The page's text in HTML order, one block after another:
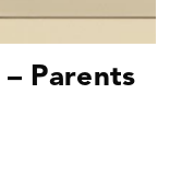
Parents